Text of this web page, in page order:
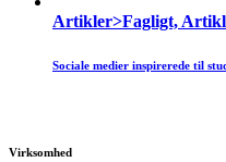
Artikler>Fagligt,
Sociale medier inspirerede til
Virksomhed